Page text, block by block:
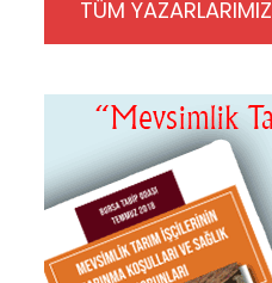
TÜM YAZARLARIMIZ